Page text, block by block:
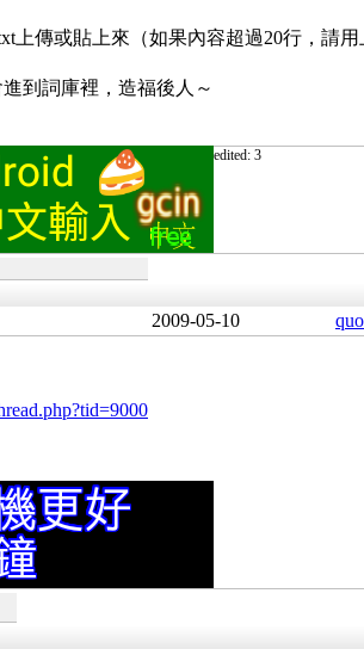
上傳或貼上來（如果內容超過20行，請
到詞庫裡，造福後人～
edited: 3
2009-05-10